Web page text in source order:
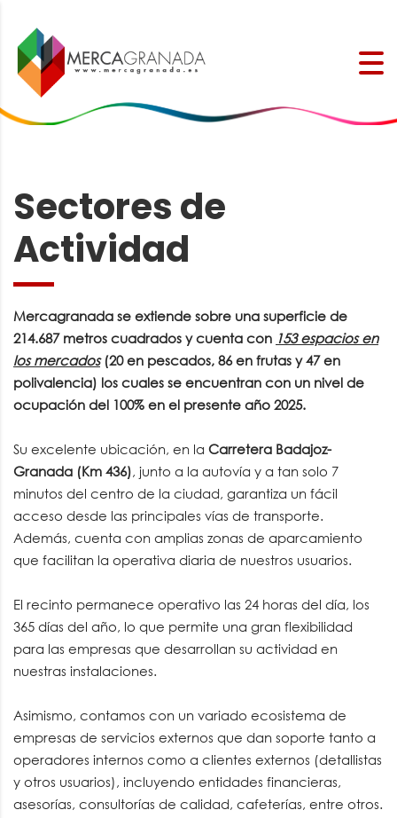
Sectores de
Actividad
Mercagranada se extiende sobre una superficie de
214.687 metros cuadrados ycuenta con 153 espacios en
los mercados(20 en pescados, 86 en frutas y 47 en
polivalencia) los cuales se encuentran con un nivel de
ocupación del 100% en el presente año 2025.
Su excelente ubicación, en la Carretera Badajoz-
Granada (Km 436), junto a la autovía y a tan solo 7
minutos del centro de la ciudad, garantiza un fácil
acceso desde las principales vías de transporte.
Además, cuenta con amplias zonas de aparcamiento
que facilitan la operativa diaria de nuestros usuarios.
El recinto permanece operativo las 24 horas del día, los
365 días del año, lo que permite una gran flexibilidad
para las empresas que desarrollan su actividad en
nuestras instalaciones.
Asimismo, contamos con un variado ecosistema de
empresas de servicios externos que dan soporte tanto a
operadores internos como a clientes externos (detallistas
y otros usuarios), incluyendo entidades financieras,
asesorías, consultorías de calidad, cafeterías, entre otros.